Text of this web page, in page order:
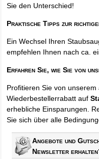
Sie den Unterschied!
Praktische Tipps zur
Ein Wechsel Ihren
empfehlen Ihnen nach ca.
Erfahren Sie, wie Sie von
Profitieren Sie von
Wiederbestellerrabatt auf
erhebliche Einsparungen.
Sie sich über alle
Angebote und
Newsletter